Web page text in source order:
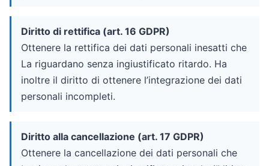
Diritto di rettifica (art. 16 GDPR)
Ottenere la rettifica dei dati personali inesatti che
La riguardano senza ingiustificato ritardo. Ha
inoltre il diritto di ottenere l’integrazione dei dati
personali incompleti.
Diritto alla cancellazione (art. 17 GDPR)
Ottenere la cancellazione dei dati personali che